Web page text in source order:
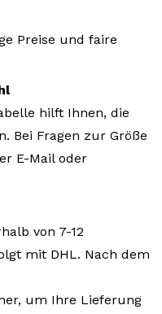
Preise und faire
hilft Ihnen, die
Bei Fragen zur Größe
E-Mail oder
von 7-12
mit DHL. Nach dem
um Ihre Lieferung